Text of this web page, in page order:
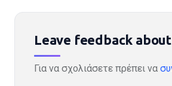
Leave feedback
Για να σχολιάσετε πρέπει να